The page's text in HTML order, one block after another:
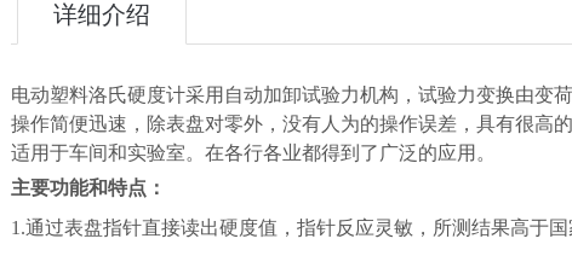
详细介绍
电动塑料洛氏硬度计采用自动加卸试验力机构，试验力变换由变
操作简便迅速，除表盘对零外，没有人为的操作误差，具有很高
适用于车间和实验室。在各行各业都得到了广泛的应用。
主要功能和特点：
1.通过表盘指针直接读出硬度值， 指针反应灵敏，所测结果高于国